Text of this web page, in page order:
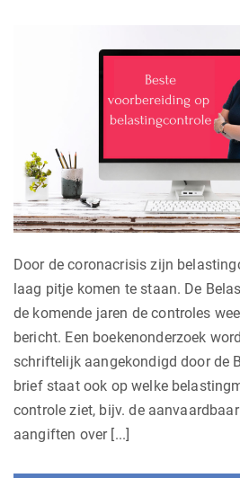
Door de coronacrisis zijn
laag pitje komen te staan. De
de komende jaren de controles
bericht. Een boekenonderzoek
schriftelijk aangekondigd door de
brief staat ook op welke
controle ziet, bijv. de
aangiften over [...]